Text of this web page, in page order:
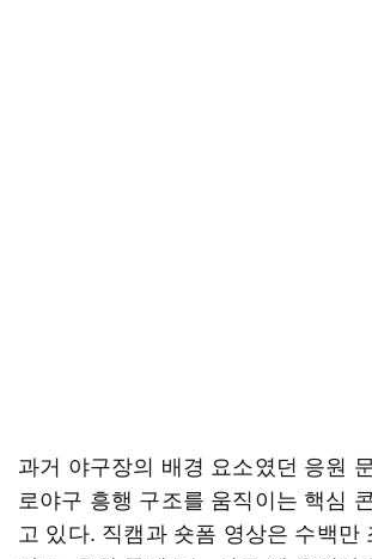
과거 야구장의 배경 요소였던 응원
로야구 흥행 구조를 움직이는 핵심
고 있다. 직캠과 숏폼 영상은 수백만